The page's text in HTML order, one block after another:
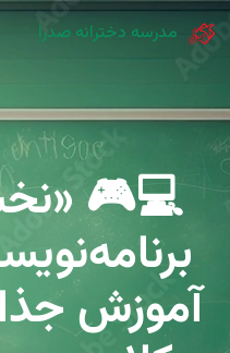
مدرسه دخترانه صدرا
💻🎮
آموزش